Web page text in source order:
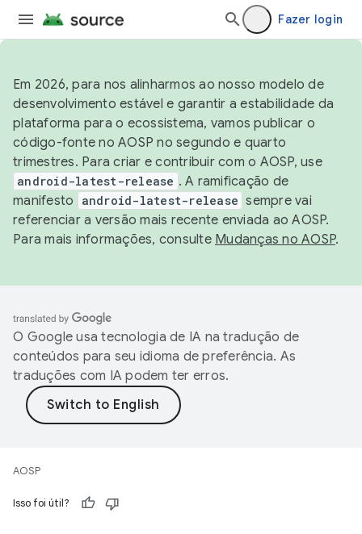
Fazer login
Em 2026, para nos alinharmos ao nosso modelo de
desenvolvimento estável e garantir a estabilidade da
plataforma para o ecossistema, vamos publicar o
código-fonte no AOSP no segundo e quarto
trimestres. Para criar e contribuir com o AOSP, use
android-latest-release . A ramificação de
manifesto
android-latest-release sempre vai
referenciar a versão mais recente enviada ao AOSP.
Para mais informações, consulte Mudanças no AOSP.
O Google usa tecnologia de IA na tradução de
conteúdos para seu idioma de preferência. As
traduções com IA podem ter erros.
AOSP
Isso foi útil?